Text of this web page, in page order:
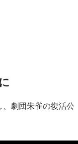
劇団朱雀の復活公